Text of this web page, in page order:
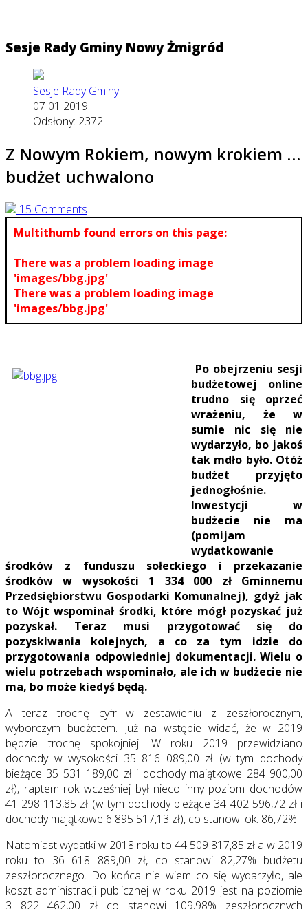
Sesje Rady Gminy Nowy Żmigród
Sesje Rady Gminy
07 01 2019
Odsłony: 2372
Z Nowym Rokiem, nowym krokiem …
budżet uchwalono
15 Comments
Multithumb found errors on this page:
There was a problem loading image
'images/bbg.jpg'
There was a problem loading image
'images/bbg.jpg'
Po obejrzeniu sesji
budżetowej online
trudno się oprzeć
wrażeniu, że w
sumie nic się nie
wydarzyło, bo jakoś
tak mdło było. Otóż
budżet przyjęto
jednogłośnie.
Inwestycji w
budżecie nie ma
(pomijam
wydatkowanie
środków z funduszu sołeckiego i przekazanie
środków w wysokości 1 334 000 zł Gminnemu
Przedsiębiorstwu Gospodarki Komunalnej), gdyż jak
to Wójt wspominał środki, które mógł pozyskać już
pozyskał. Teraz musi przygotować się do
pozyskiwania kolejnych, a co za tym idzie do
przygotowania odpowiedniej dokumentacji. Wielu o
wielu potrzebach wspominało, ale ich w budżecie nie
ma, bo może kiedyś będą.
A teraz trochę cyfr w zestawieniu z zeszłorocznym,
wyborczym budżetem. Już na wstępie widać, że w 2019
będzie trochę spokojniej. W roku 2019 przewidziano
dochody w wysokości 35 816 089,00 zł (w tym dochody
bieżące 35 531 189,00 zł i dochody majątkowe 284 900,00
zł), raptem rok wcześniej był nieco inny poziom dochodów
41 298 113,85 zł (w tym dochody bieżące 34 402 596,72 zł i
dochody majątkowe 6 895 517,13 zł), co stanowi ok. 86,72%.
Natomiast wydatki w 2018 roku to 44 509 817,85 zł a w 2019
roku to 36 618 889,00 zł, co stanowi 82,27% budżetu
zeszłorocznego. Do końca nie wiem co się wydarzyło, ale
koszt administracji publicznej w roku 2019 jest na poziomie
3 822 462,00 zł co stanowi 109,98% zeszłorocznych